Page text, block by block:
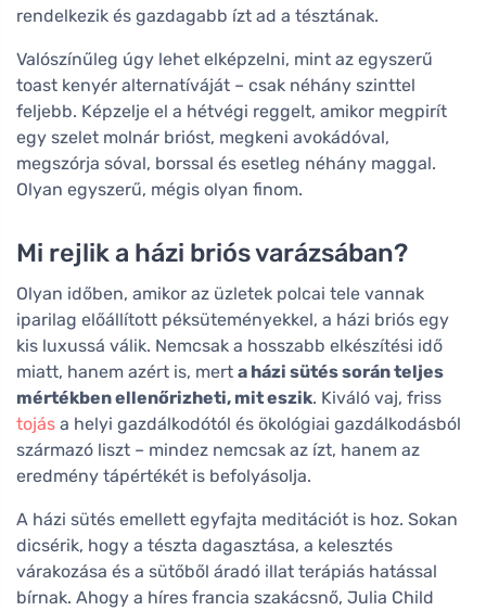
rendelkezik és gazdagabb ízt ad a tésztának.
Valószínűleg úgy lehet elképzelni, mint az egyszerű
toast kenyér alternatíváját – csak néhány szinttel
feljebb. Képzelje el a hétvégi reggelt, amikor megpirít
egy szelet molnár brióst, megkeni avokádóval,
megszórja sóval, borssal és esetleg néhány maggal.
Olyan egyszerű, mégis olyan finom.
Mi rejlik a házi briós varázsában?
Olyan időben, amikor az üzletek polcai tele vannak
iparilag előállított péksüteményekkel, a házi briós egy
kis luxussá válik. Nemcsak a hosszabb elkészítési idő
miatt, hanem azért is, mert a házi sütés során teljes
mértékben ellenőrizheti, mit eszik. Kiváló vaj, friss
tojás a helyi gazdálkodótól és ökológiai gazdálkodásból
származó liszt – mindez nemcsak az ízt, hanem az
eredmény tápértékét is befolyásolja.
A házi sütés emellett egyfajta meditációt is hoz. Sokan
dicsérik, hogy a tészta dagasztása, a kelesztés
várakozása és a sütőből áradó illat terápiás hatással
bírnak. Ahogy a híres francia szakácsnő, Julia Child